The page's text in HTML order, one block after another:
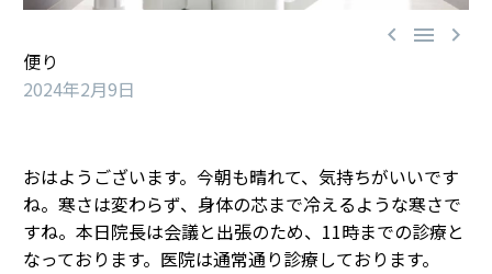
  
便り
2024年2月9日
おはようございます。今朝も晴れて、気持ちがいいです
ね。寒さは変わらず、身体の芯まで冷えるような寒さで
すね。本日院長は会議と出張のため、11時までの診療と
なっております。医院は通常通り診療しております。